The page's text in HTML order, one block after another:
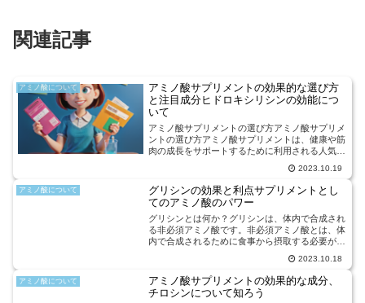
関連記事
アミノ酸について
アミノ酸サプリメントの効果的な選び方
と注目成分ヒドロキシリシンの効能につ
いて
アミノ酸サプリメントの選び方アミノ酸サプリメ
ントの選び方アミノ酸サプリメントは、健康や筋
肉の成長をサポートするために利用される人気の
のアミノ酸サプリメントが存在し、選ぶ際には注
意が必要です。以下で...
2023.10.19
アミノ酸について
グリシンの効果と利点サプリメントとし
てのアミノ酸のパワー
グリシンとは何か？グリシンは、体内で合成され
る非必須アミノ酸です。非必須アミノ酸とは、体
内で合成されるために食事から摂取する必要がな
質の合成に関与しており、脳の機能をサポートす
る役割を果たしていま...
2023.10.18
アミノ酸について
アミノ酸サプリメントの効果的な成分、
チロシンについて知ろう